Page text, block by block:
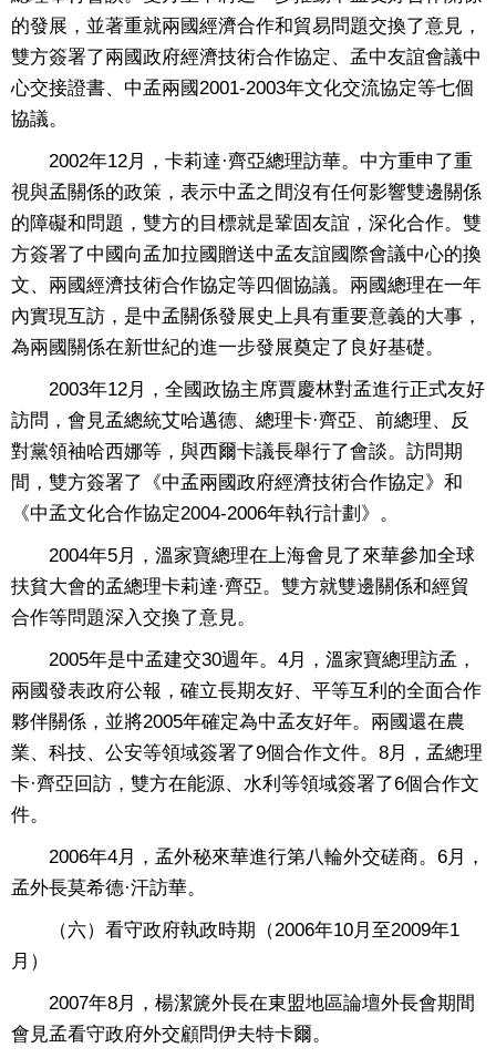
的發展，並著重就兩國經濟合作和貿易問題交換了意見，
雙方簽署了兩國政府經濟技術合作協定、孟中友誼會議中
心交接證書、中孟兩國2001-2003年文化交流協定等七個
協議。
2002年12月，卡莉達·齊亞總理訪華。中方重申了重
視與孟關係的政策，表示中孟之間沒有任何影響雙邊關係
的障礙和問題，雙方的目標就是鞏固友誼，深化合作。雙
方簽署了中國向孟加拉國贈送中孟友誼國際會議中心的換
文、兩國經濟技術合作協定等四個協議。兩國總理在一年
內實現互訪，是中孟關係發展史上具有重要意義的大事，
為兩國關係在新世紀的進一步發展奠定了良好基礎。
2003年12月，全國政協主席賈慶林對孟進行正式友好
訪問，會見孟總統艾哈邁德、總理卡·齊亞、前總理、反
對黨領袖哈西娜等，與西爾卡議長舉行了會談。訪問期
間，雙方簽署了《中孟兩國政府經濟技術合作協定》和
《中孟文化合作協定2004-2006年執行計劃》。
2004年5月，溫家寶總理在上海會見了來華參加全球
扶貧大會的孟總理卡莉達·齊亞。雙方就雙邊關係和經貿
合作等問題深入交換了意見。
2005年是中孟建交30週年。4月，溫家寶總理訪孟，
兩國發表政府公報，確立長期友好、平等互利的全面合作
夥伴關係，並將2005年確定為中孟友好年。兩國還在農
業、科技、公安等領域簽署了9個合作文件。8月，孟總理
卡·齊亞回訪，雙方在能源、水利等領域簽署了6個合作文
件。
2006年4月，孟外秘來華進行第八輪外交磋商。6月，
孟外長莫希德·汗訪華。
（六）看守政府執政時期（2006年10月至2009年1
月）
2007年8月，楊潔篪外長在東盟地區論壇外長會期間
會見孟看守政府外交顧問伊夫特卡爾。